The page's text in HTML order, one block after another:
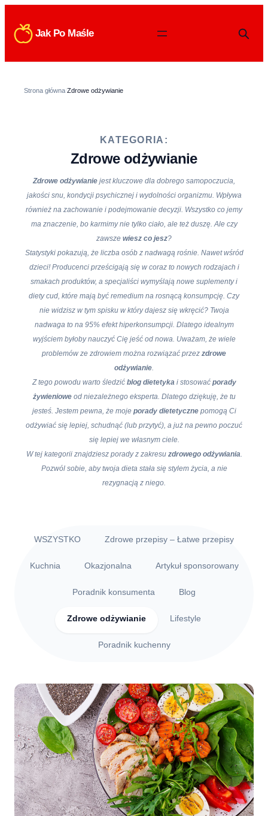
Jak Po Maśle
Strona główna/Zdrowe odżywianie
KATEGORIA:
Zdrowe odżywianie
Zdrowe odżywianie jest kluczowe dla dobrego samopoczucia,
jakości snu, kondycji psychicznej i wydolności organizmu. Wpływa
również na zachowanie i podejmowanie decyzji. Wszystko co jemy
ma znaczenie, bo karmimy nie tylko ciało, ale też duszę. Ale czy
zawsze wiesz co jesz?
Statystyki pokazują, że liczba osób z nadwagą rośnie. Nawet wśród
dzieci! Producenci prześcigają się w coraz to nowych rodzajach i
smakach produktów, a specjaliści wymyślają nowe suplementy i
diety cud, które mają być remedium na rosnącą konsumpcję. Czy
nie widzisz w tym spisku w który dajesz się wkręcić? Twoja
nadwaga to na 95% efekt hiperkonsumpcji. Dlatego idealnym
wyjściem byłoby nauczyć Cię jeść od nowa. Uważam, że wiele
problemów ze zdrowiem można rozwiązać przez zdrowe
odżywianie
Z tego powodu warto śledzić blog dietetyka i stosować porady
żywienioweod niezależnego eksperta. Dlatego dziękuję, że tu
jesteś. Jestem pewna, że moje porady dietetycznepomogą Ci
odżywiać się lepiej, schudnąć (lub przytyć), a już na pewno poczuć
się lepiej we własnym ciele.
W tej kategorii znajdziesz porady z zakresu zdrowego odżywiania
Pozwól sobie, aby twoja dieta stała się stylem życia, a nie
rezygnacją z niego.
WSZYSTKO Zdrowe przepisy – Łatwe przepisy
Kuchnia Okazjonalna Artykuł sponsorowany
Poradnik konsumenta Blog
Zdrowe odżywianie Lifestyle
Poradnik kuchenny